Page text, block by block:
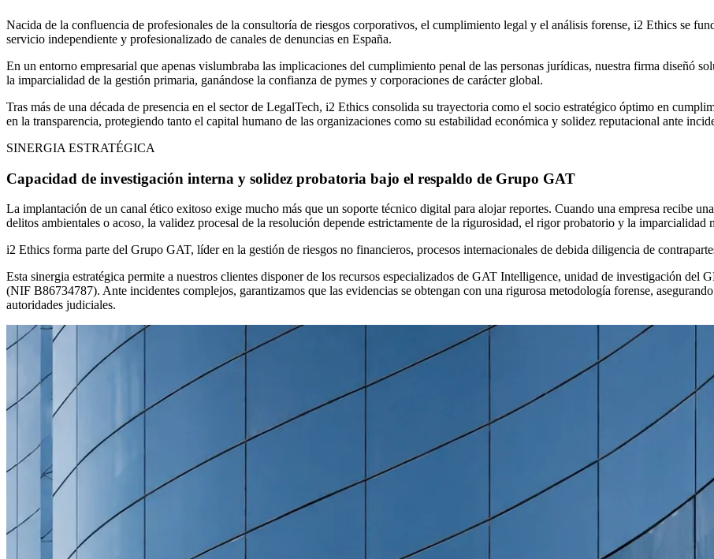
Nacida de la confluencia de profesionales de la consultoría de riesgos corporativos, el cumplimiento legal y el análisis forense, i2 Ethics se
servicio independiente y profesionalizado de canales de denuncias en España.
En un entorno empresarial que apenas vislumbraba las implicaciones del cumplimiento penal de las personas jurídicas, nuestra firma diseñó
la imparcialidad de la gestión primaria, ganándose la confianza de pymes y corporaciones de carácter global.
Tras más de una década de presencia en el sector de LegalTech, i2 Ethics consolida su trayectoria como el socio estratégico óptimo en
en la transparencia, protegiendo tanto el capital humano de las organizaciones como su estabilidad económica y solidez reputacional ante
SINERGIA ESTRATÉGICA
Capacidad de investigación interna y solidez probatoria bajo el respaldo de Grupo GAT
La implantación de un canal ético exitoso exige mucho más que un soporte técnico digital para alojar reportes. Cuando una empresa recibe
delitos ambientales o acoso, la validez procesal de la resolución depende estrictamente de la rigurosidad, el rigor probatorio y la imparcialidad
i2 Ethics forma parte del Grupo GAT, líder en la gestión de riesgos no financieros, procesos internacionales de debida diligencia de
Esta sinergia estratégica permite a nuestros clientes disponer de los recursos especializados de GAT Intelligence, unidad de investigación
(NIF B86734787). Ante incidentes complejos, garantizamos que las evidencias se obtengan con una rigurosa metodología forense,
autoridades judiciales.